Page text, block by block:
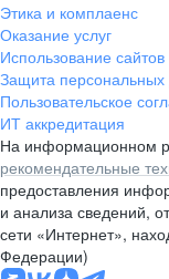
Этика и комплаенс
Оказание услуг
Использование сайтов
Защита
Пользовательское
ИТ аккредитация
На информационном
рекомендательные
предоставления
и анализа сведений,
сети «Интернет»,
Федерации)